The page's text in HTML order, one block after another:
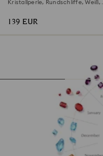
Kristallperle, Rundschliffe, Weiß,
139 EUR